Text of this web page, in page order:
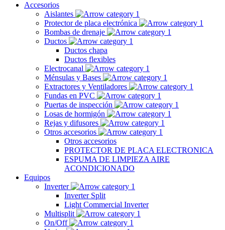
Accesorios
Aislantes
Protector de placa electrónica
Bombas de drenaje
Ductos
Ductos chapa
Ductos flexibles
Electrocanal
Ménsulas y Bases
Extractores y Ventiladores
Fundas en PVC
Puertas de inspección
Losas de hormigón
Rejas y difusores
Otros accesorios
Otros accesorios
PROTECTOR DE PLACA ELECTRONICA
ESPUMA DE LIMPIEZA AIRE
ACONDICIONADO
Equipos
Inverter
Inverter Split
Light Commercial Inverter
Multisplit
On/Off